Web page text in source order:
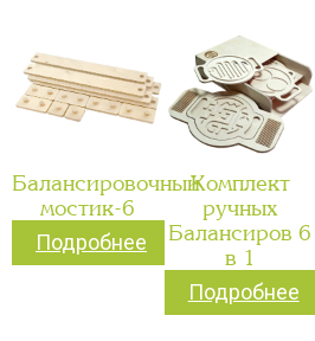
Балансировочный
мостик-6
Подробнее
Комплект
ручных
Балансиров 6
в 1
Подробнее